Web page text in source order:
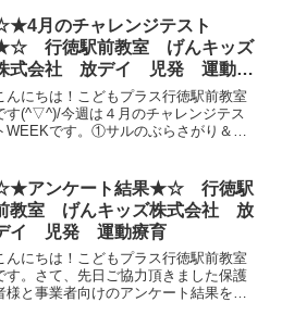
月のチャレンジテスト
行徳駅前教室 げんキッズ
式会社 放デイ 児発 運動療
んにちは！こどもプラス行徳駅前教室
す(^▽^)/今週は４月のチャレンジテス
WEEKです。①サルのぶらさがり＆ワ
進むよ！③ブリッジ 手をつく位置を
認しながら挑戦...
アンケート結果★☆ 行徳駅
教室 げんキッズ株式会社 放
イ 児発 運動療育
んにちは！こどもプラス行徳駅前教室
す。さて、先日ご協力頂きました保護
様と事業者向けのアンケート結果を公